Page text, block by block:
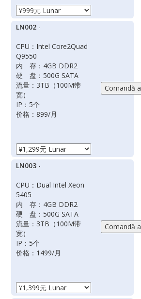
LN002 -
CPU：Intel Core2Quad
Q9550
内 存：4GB DDR2
硬 盘：500G SATA
流量：3TB（100M带
宽）
IP：5个
价格：899/月
LN003 -
CPU：Dual Intel Xeon
5405
内 存：4GB DDR2
硬 盘：500G SATA
流量：3TB（100M带
宽）
IP：5个
价格：1499/月